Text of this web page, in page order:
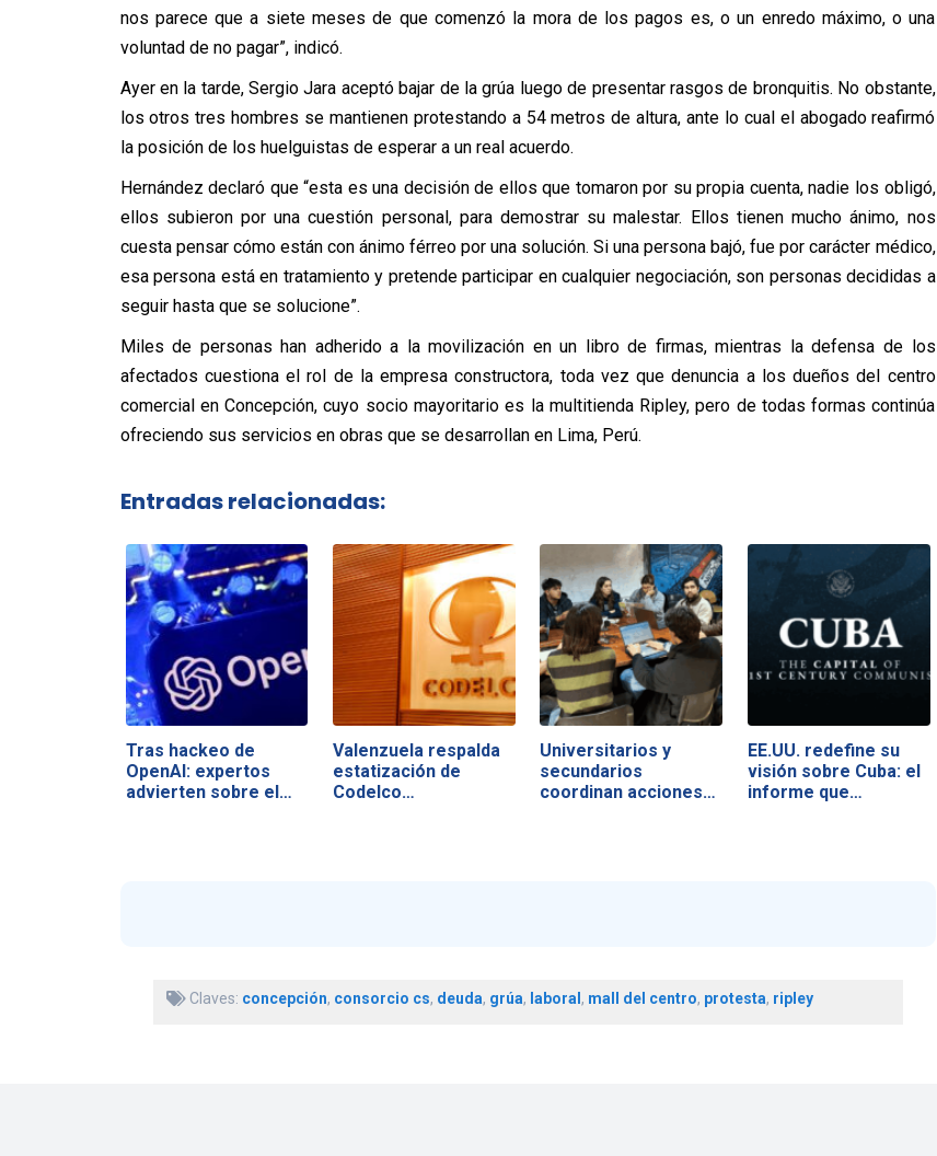
nos parece que a siete meses de que comenzó la mora de los pagos es, o un enredo máximo, o una
voluntad de no pagar”, indicó.
Ayer en la tarde, Sergio Jara aceptó bajar de la grúa luego de presentar rasgos de bronquitis. No obstante,
los otros tres hombres se mantienen protestando a 54 metros de altura, ante lo cual el abogado reafirmó
la posición de los huelguistas de esperar a un real acuerdo.
Hernández declaró que “esta es una decisión de ellos que tomaron por su propia cuenta, nadie los obligó,
ellos subieron por una cuestión personal, para demostrar su malestar. Ellos tienen mucho ánimo, nos
cuesta pensar cómo están con ánimo férreo por una solución. Si una persona bajó, fue por carácter médico,
esa persona está en tratamiento y pretende participar en cualquier negociación, son personas decididas a
seguir hasta que se solucione”.
Miles de personas han adherido a la movilización en un libro de firmas, mientras la defensa de los
afectados cuestiona el rol de la empresa constructora, toda vez que denuncia a los dueños del centro
comercial en Concepción, cuyo socio mayoritario es la multitienda Ripley, pero de todas formas continúa
ofreciendo sus servicios en obras que se desarrollan en Lima, Perú.
Entradas relacionadas:
Tras hackeo de
OpenAI: expertos
advierten sobre el…
Valenzuela respalda
estatización de
Codelco…
Universitarios y
secundarios
coordinan acciones…
EE.UU. redefine su
visión sobre Cuba: el
informe que…
Claves: concepción, consorcio cs, deuda, grúa, laboral , mall del centro, protesta, ripley